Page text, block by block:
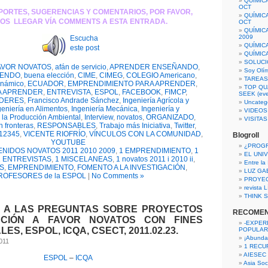
SUGERENCIAS Y COMENTARIOS, POR FAVOR,
LLEGAR VÍA COMMENTS A ESTA ENTRADA.
Escucha
este post
NOVATOS, afán de servicio,APRENDER ENSEÑANDO,
, buena elección, CIME, CIMEG, COLEGIO Americano,
, ECUADOR, EMPRENDIMIENTO PARA APRENDER,
APRENDER, ENTREVISTA, ESPOL, FACEBOOK, FIMCP,
, Francisco Andrade Sánchez, Ingeniería Agrícola y
en Alimentos, Ingeniería Mecánica, Ingeniería y
Producción Ambiental , Interview, novatos, ORGANIZADO,
fronteras, RESPONSABLES, Trabajo más Iniciativa, Twitter,
, VICENTE RIOFRÍO, VÍNCULOS CON LA COMUNIDAD,
YOUTUBE
NOVATOS 2011 2010 2009, 1 EMPRENDIMIENTO, 1
ENTREVISTAS, 1 MISCELANEAS, 1 novatos 2011 i 2010 ii,
, EMPRENDIMIENTO, FOMENTO A LA INVESTIGACIÓN ,
de la ESPOL| No Comments »
A LAS PREGUNTAS SOBRE PROYECTOS
A FAVOR NOVATOS CON FINES
ESPOL, ICQA, CSECT, 2011.02.23.
ESPOL – ICQA
OCT
OCT
2009
Soy
TOP
SEEK
Blogroll
EL
Entre la
LUZ
revista
THINK
-
POPULAR
1
AIESEC
Asia